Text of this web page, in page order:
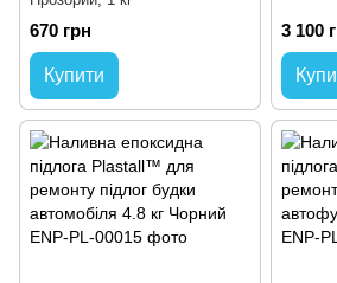
670 грн
Купити
3 100